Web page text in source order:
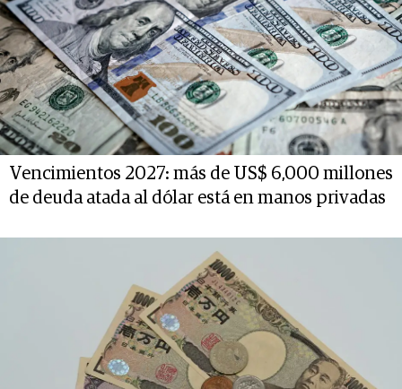
Vencimientos 2027: más de US$ 6,000 millones
de deuda atada al dólar está en manos privadas